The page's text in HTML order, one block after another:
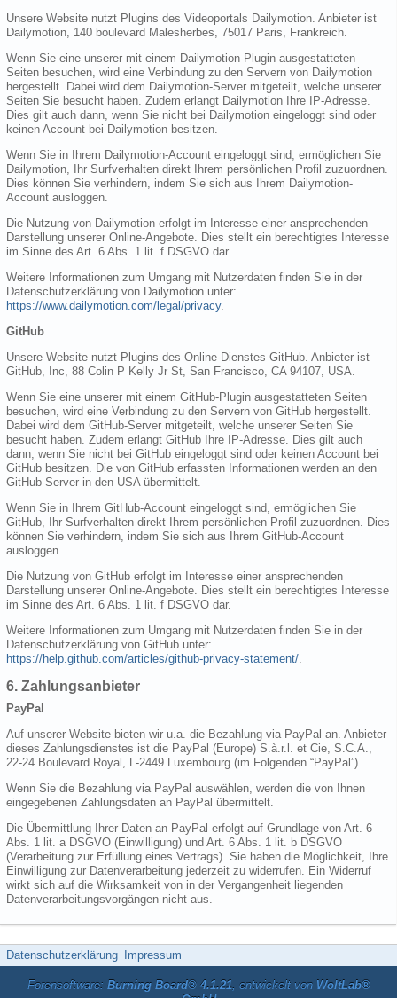
Unsere Website nutzt Plugins des Videoportals Dailymotion. Anbieter ist
Dailymotion, 140 boulevard Malesherbes, 75017 Paris, Frankreich.
Wenn Sie eine unserer mit einem Dailymotion-Plugin ausgestatteten
Seiten besuchen, wird eine Verbindung zu den Servern von Dailymotion
hergestellt. Dabei wird dem Dailymotion-Server mitgeteilt, welche unserer
Seiten Sie besucht haben. Zudem erlangt Dailymotion Ihre IP-Adresse.
Dies gilt auch dann, wenn Sie nicht bei Dailymotion eingeloggt sind oder
keinen Account bei Dailymotion besitzen.
Wenn Sie in Ihrem Dailymotion-Account eingeloggt sind, ermöglichen Sie
Dailymotion, Ihr Surfverhalten direkt Ihrem persönlichen Profil zuzuordnen.
Dies können Sie verhindern, indem Sie sich aus Ihrem Dailymotion-
Account ausloggen.
Die Nutzung von Dailymotion erfolgt im Interesse einer ansprechenden
Darstellung unserer Online-Angebote. Dies stellt ein berechtigtes Interesse
im Sinne des Art. 6 Abs. 1 lit. f DSGVO dar.
Weitere Informationen zum Umgang mit Nutzerdaten finden Sie in der
Datenschutzerklärung von Dailymotion unter:
https://www.dailymotion.com/legal/privacy.
GitHub
Unsere Website nutzt Plugins des Online-Dienstes GitHub. Anbieter ist
GitHub, Inc, 88 Colin P Kelly Jr St, San Francisco, CA 94107, USA.
Wenn Sie eine unserer mit einem GitHub-Plugin ausgestatteten Seiten
besuchen, wird eine Verbindung zu den Servern von GitHub hergestellt.
Dabei wird dem GitHub-Server mitgeteilt, welche unserer Seiten Sie
besucht haben. Zudem erlangt GitHub Ihre IP-Adresse. Dies gilt auch
dann, wenn Sie nicht bei GitHub eingeloggt sind oder keinen Account bei
GitHub besitzen. Die von GitHub erfassten Informationen werden an den
GitHub-Server in den USA übermittelt.
Wenn Sie in Ihrem GitHub-Account eingeloggt sind, ermöglichen Sie
GitHub, Ihr Surfverhalten direkt Ihrem persönlichen Profil zuzuordnen. Dies
können Sie verhindern, indem Sie sich aus Ihrem GitHub-Account
ausloggen.
Die Nutzung von GitHub erfolgt im Interesse einer ansprechenden
Darstellung unserer Online-Angebote. Dies stellt ein berechtigtes Interesse
im Sinne des Art. 6 Abs. 1 lit. f DSGVO dar.
Weitere Informationen zum Umgang mit Nutzerdaten finden Sie in der
Datenschutzerklärung von GitHub unter:
https://help.github.com/articles/github-privacy-statement/
6. Zahlungsanbieter
PayPal
Auf unserer Website bieten wir u.a. die Bezahlung via PayPal an. Anbieter
dieses Zahlungsdienstes ist die PayPal (Europe) S.à.r.l. et Cie, S.C.A.,
22-24 Boulevard Royal, L-2449 Luxembourg (im Folgenden “PayPal”).
Wenn Sie die Bezahlung via PayPal auswählen, werden die von Ihnen
eingegebenen Zahlungsdaten an PayPal übermittelt.
Die Übermittlung Ihrer Daten an PayPal erfolgt auf Grundlage von Art. 6
Abs. 1 lit. a DSGVO (Einwilligung) und Art. 6 Abs. 1 lit. b DSGVO
(Verarbeitung zur Erfüllung eines Vertrags). Sie haben die Möglichkeit, Ihre
Einwilligung zur Datenverarbeitung jederzeit zu widerrufen. Ein Widerruf
wirkt sich auf die Wirksamkeit von in der Vergangenheit liegenden
Datenverarbeitungsvorgängen nicht aus.
Datenschutzerklärung Impressum
Forensoftware: Burning Board® 4.1.21, entwickelt von WoltLab®